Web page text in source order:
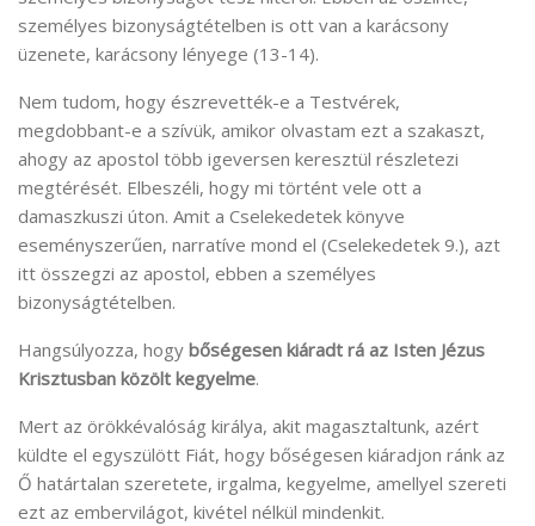
személyes bizonyságtételben is ott van a karácsony
üzenete, karácsony lényege (13-14).
Nem tudom, hogy észrevették-e a Testvérek,
megdobbant-e a szívük, amikor olvastam ezt a szakaszt,
ahogy az apostol több igeversen keresztül részletezi
megtérését. Elbeszéli, hogy mi történt vele ott a
damaszkuszi úton. Amit a Cselekedetek könyve
eseményszerűen, narratíve mond el (Cselekedetek 9.), azt
itt összegzi az apostol, ebben a személyes
bizonyságtételben.
Hangsúlyozza, hogy bőségesen kiáradt rá az Isten Jézus
Krisztusban közölt kegyelme.
Mert az örökkévalóság királya, akit magasztaltunk, azért
küldte el egyszülött Fiát, hogy bőségesen kiáradjon ránk az
Ő határtalan szeretete, irgalma, kegyelme, amellyel szereti
ezt az embervilágot, kivétel nélkül mindenkit.